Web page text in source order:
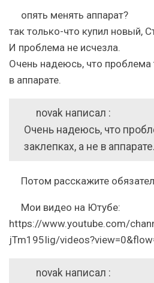
опять менять аппарат?
так только-что купил новый,
И проблема не исчезла.
Очень надеюсь, что проблема
в аппарате.
novak написал :
Очень надеюсь, что
заклепках, а не в аппарате.
Потом расскажите
Мои видео на Ютубе:
https://www.youtube.com/
jTm195Iig/
novak написал :